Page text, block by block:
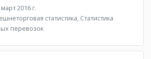
март 2016 г.
статистика, Статистика
перевозок